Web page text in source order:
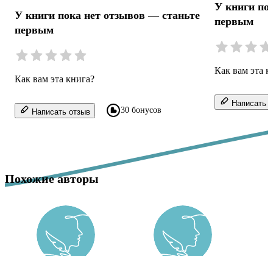
У книги пока нет отзывов — станьте
первым
Как вам эта книга?
Написать отзыв 30 бонусов
У книги
первым
Как вам эта
Написать
Похожие авторы